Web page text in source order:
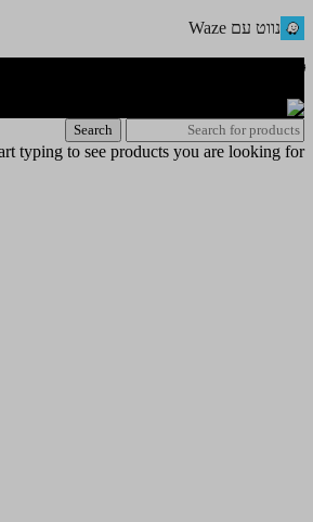
נווט עם Waze
Search
typing to see products you are looking for.